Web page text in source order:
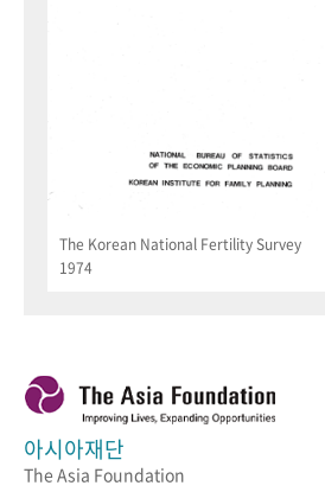
The Korean National Fertility Survey
1974
아시아재단
The Asia Foundation